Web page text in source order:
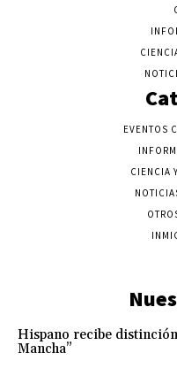
EVENTOS
CIENCIA
Hispano recibe
Mancha”